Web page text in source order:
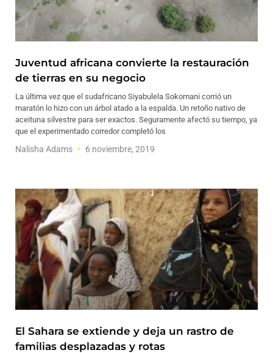
Juventud africana convierte la restauración
de tierras en su negocio
La última vez que el sudafricano Siyabulela Sokomani corrió un
maratón lo hizo con un árbol atado a la espalda. Un retoño nativo de
aceituna silvestre para ser exactos. Seguramente afectó su tiempo, ya
que el experimentado corredor completó los
Nalisha Adams 6 noviembre, 2019
El Sahara se extiende y deja un rastro de
familias desplazadas y rotas